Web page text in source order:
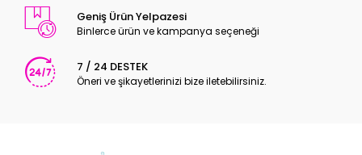
Geniş Ürün Yelpazesi
Binlerce ürün ve kampanya seçeneği
7 / 24 DESTEK
Öneri ve şikayetlerinizi bize iletebilirsiniz.